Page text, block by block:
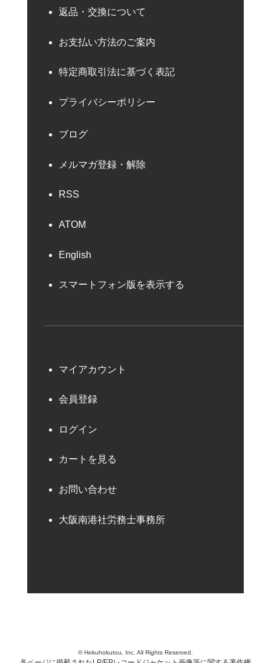
返品・交換について
お支払い方法のご案内
特定商取引法に基づく表記
プライバシーポリシー
ブログ
メルマガ登録・解除
RSS
ATOM
English
スマートフォン版を表示する
マイアカウント
会員登録
ログイン
カートを見る
お問い合わせ
大阪南港社労務士事務所
© Hokuhokutou, Inc. All Rights Reserved.